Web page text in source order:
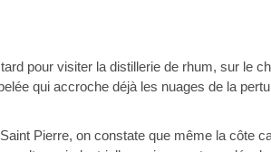
pour visiter la distillerie de rhum, sur le
qui accroche déjà les nuages de la
Pierre, on constate que même la côte